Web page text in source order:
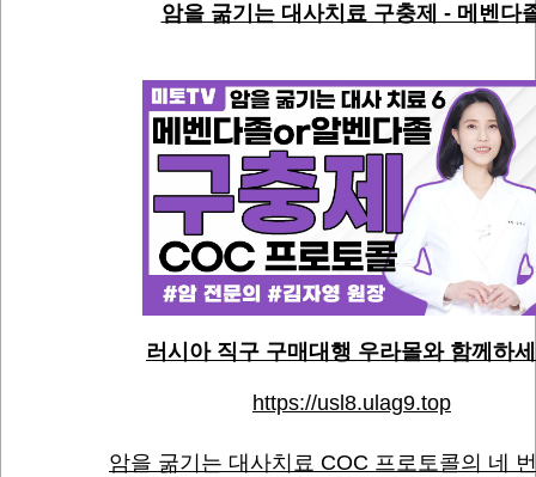
암을 굶기는 대사치료 구충제 - 메벤다
러시아 직구 구매대행 우라몰와 함께하
https://usl8.ulag9.top
암을 굶기는 대사치료 COC 프로토콜의 네